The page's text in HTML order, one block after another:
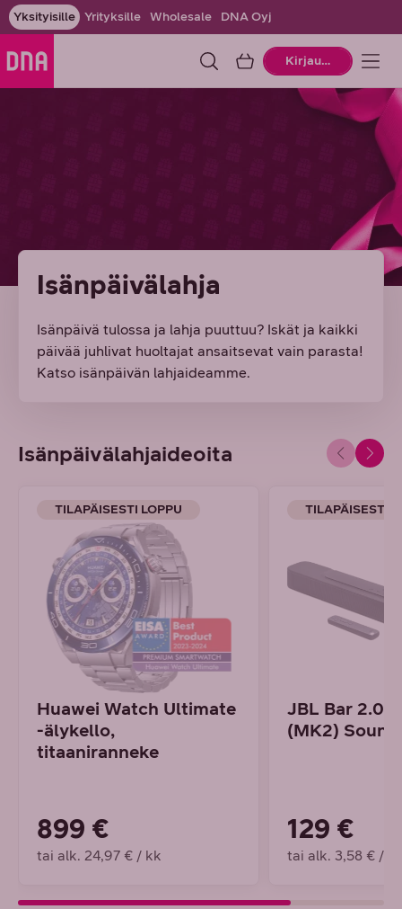
Yksityisille Yrityksille Wholesale DNA Oyj
OstoskoriKirjaudu
Isänpäivälahja
Isänpäivä tulossa ja lahja puuttuu? Iskät ja kaikki
päivää juhlivat huoltajat ansaitsevat vain parasta!
Katso isänpäivän lahjaideamme.
Isänpäivälahjaideoita
TILAPÄISESTI LOPPU
Huawei Watch Ultimate
-älykello,
titaaniranneke
899 €
tai alk. 24,97 € / kk
TILAPÄISESTI
JBL Bar 2.0
(MK2)
129 €
tai alk. 3,58 € /